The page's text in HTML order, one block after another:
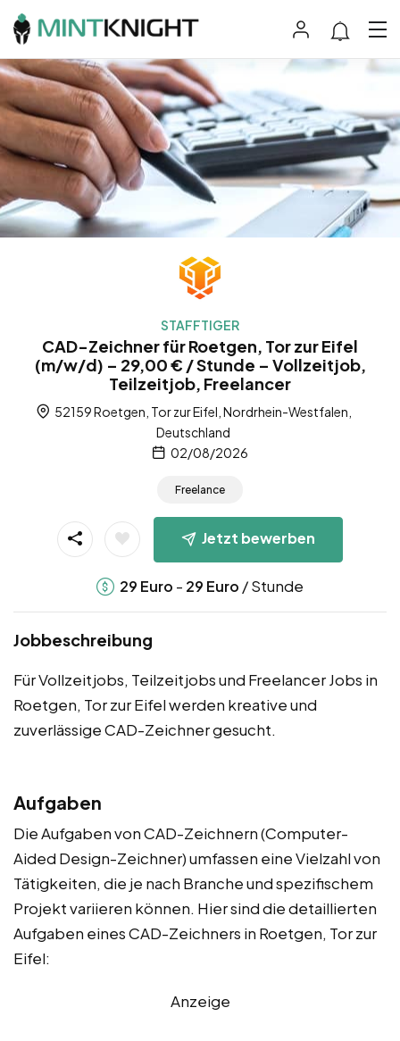
STAFFTIGER
CAD-Zeichner für Roetgen, Tor zur Eifel
(m/w/d) – 29,00 € / Stunde – Vollzeitjob,
Teilzeitjob, Freelancer
52159 Roetgen, Tor zur Eifel, Nordrhein-Westfalen,
Deutschland
02/08/2026
Freelance
Jetzt bewerben
29 Euro - 29 Euro / Stunde
Jobbeschreibung
Für Vollzeitjobs, Teilzeitjobs und Freelancer Jobs in
Roetgen, Tor zur Eifel werden kreative und
zuverlässige CAD-Zeichner gesucht.
Aufgaben
Die Aufgaben von CAD-Zeichnern (Computer-
Aided Design-Zeichner) umfassen eine Vielzahl von
Tätigkeiten, die je nach Branche und spezifischem
Projekt variieren können. Hier sind die detaillierten
Aufgaben eines CAD-Zeichners in Roetgen, Tor zur
Eifel:
Anzeige